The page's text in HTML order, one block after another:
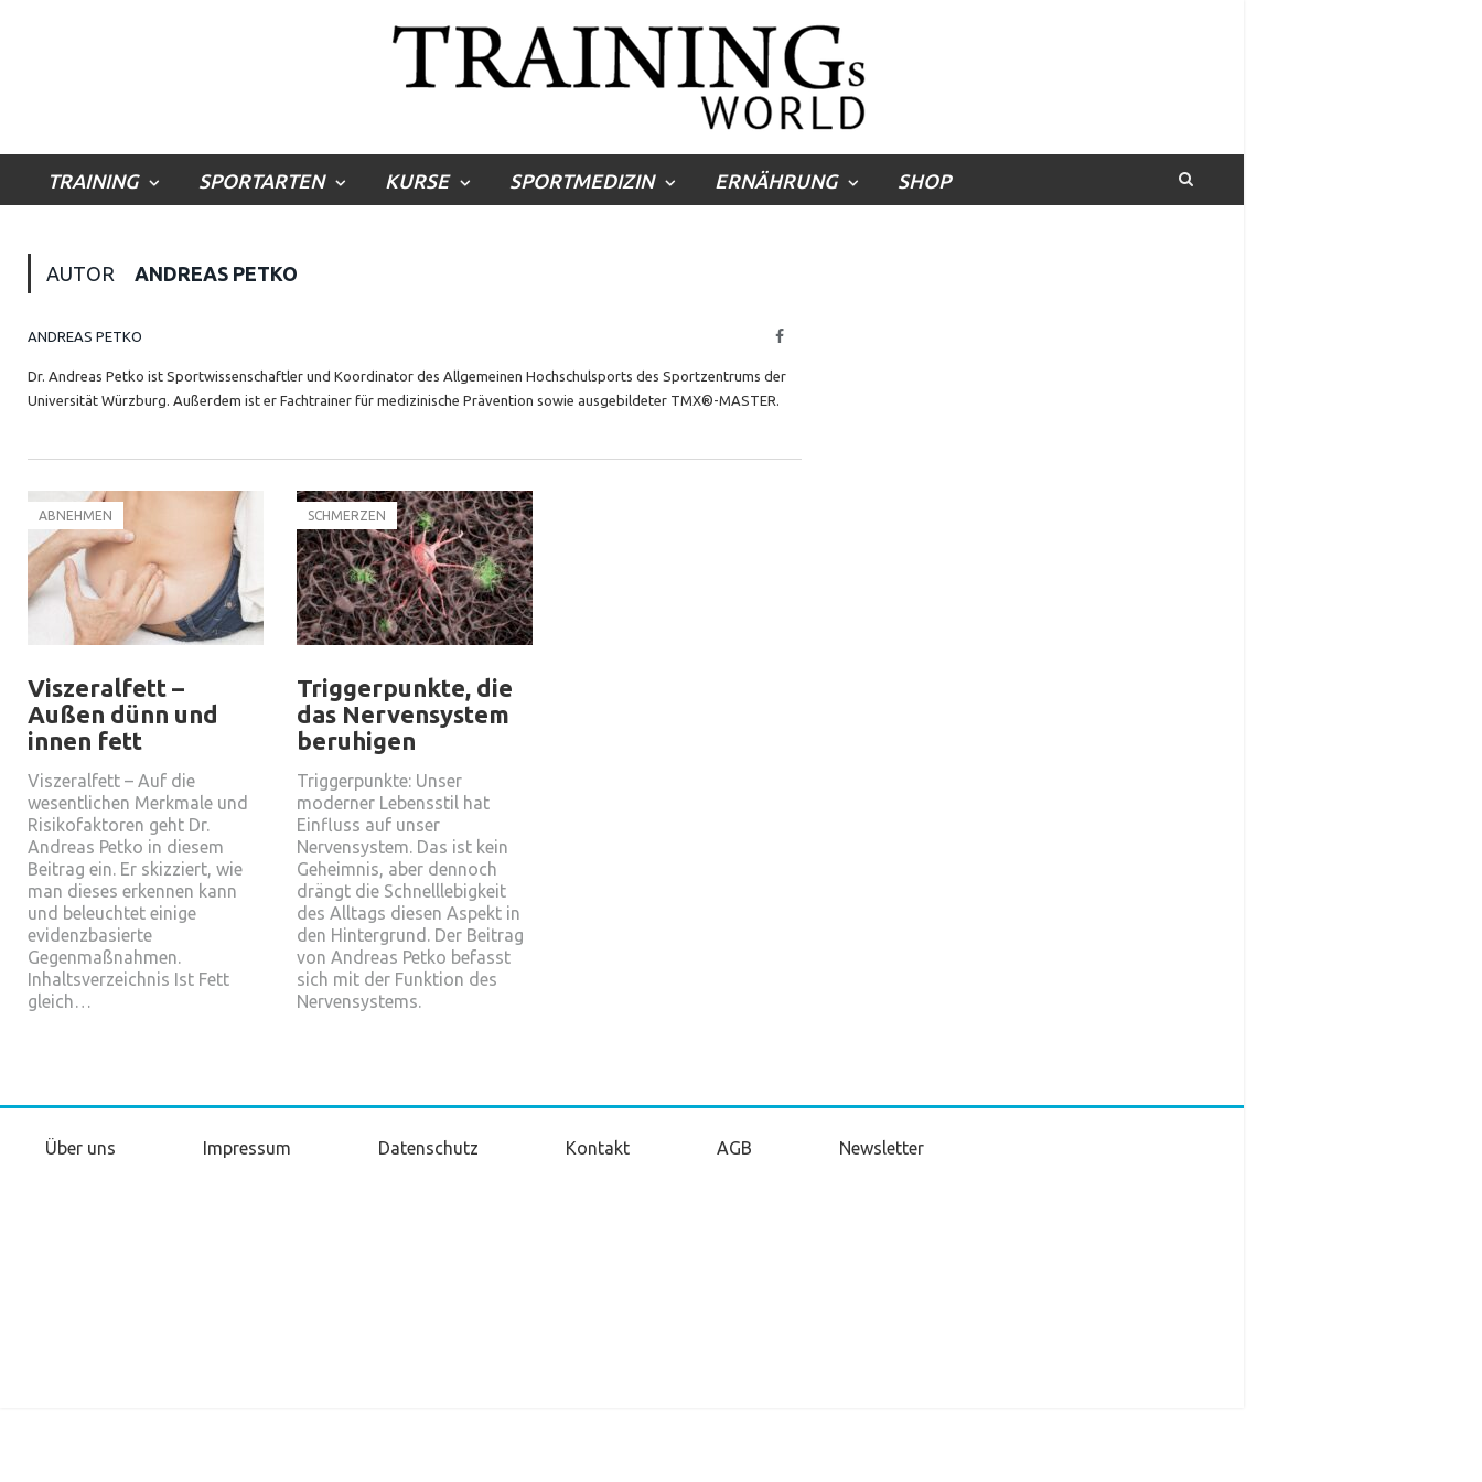
TRAINING SPORTARTEN KURSE SPORTMEDIZIN ERNÄHRUNG SHOP
AUTOR ANDREAS PETKO
ANDREAS PETKO Facebook
Dr. Andreas Petko ist Sportwissenschaftler und Koordinator des Allgemeinen Hochschulsports des Sportzentrums der
Universität Würzburg. Außerdem ist er Fachtrainer für medizinische Prävention sowie ausgebildeter TMX®-MASTER.
ABNEHMEN
Viszeralfett –
Außen dünn und
innen fett
Viszeralfett – Auf die
wesentlichen Merkmale und
Risikofaktoren geht Dr.
Andreas Petko in diesem
Beitrag ein. Er skizziert, wie
man dieses erkennen kann
und beleuchtet einige
evidenzbasierte
Gegenmaßnahmen.
Inhaltsverzeichnis Ist Fett
gleich…
SCHMERZEN
Triggerpunkte, die
das Nervensystem
beruhigen
Triggerpunkte: Unser
moderner Lebensstil hat
Einfluss auf unser
Nervensystem. Das ist kein
Geheimnis, aber dennoch
drängt die Schnelllebigkeit
des Alltags diesen Aspekt in
den Hintergrund. Der Beitrag
von Andreas Petko befasst
sich mit der Funktion des
Nervensystems.
Über uns Impressum Datenschutz Kontakt AGB Newsletter